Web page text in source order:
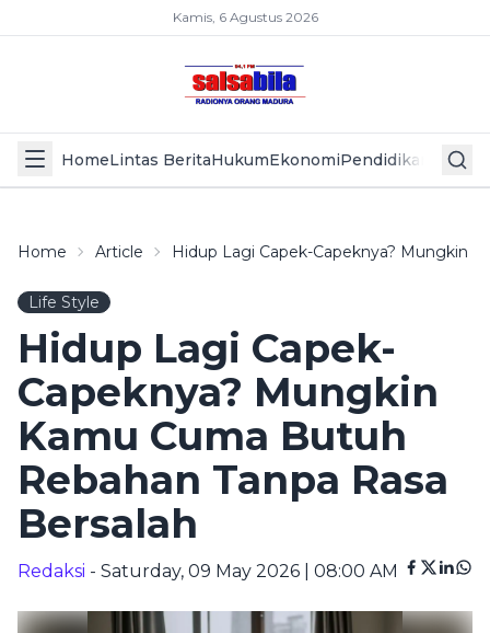
Kamis, 6 Agustus 2026
HomeLintas BeritaHukumEkonomiPendidikan Politik
Home Article Hidup Lagi Capek-Capeknya? Mungkin
Life Style
Hidup Lagi Capek-
Capeknya? Mungkin
Kamu Cuma Butuh
Rebahan Tanpa Rasa
Bersalah
Redaksi - Saturday, 09 May 2026 | 08:00 AM